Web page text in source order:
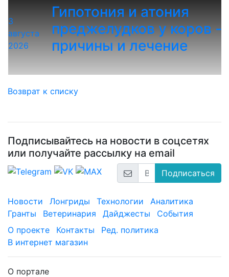
3
августа
2026
Гипотония и атония
преджелудков у коров -
причины и лечение
Возврат к списку
Подписывайтесь на новости в соцсетях
или получайте рассылку на email
Подписаться
Новости Лонгриды Технологии
Аналитика
Гранты
Ветеринария Дайджесты
События
О проекте
Контакты
Ред. политика
В интернет магазин
О портале